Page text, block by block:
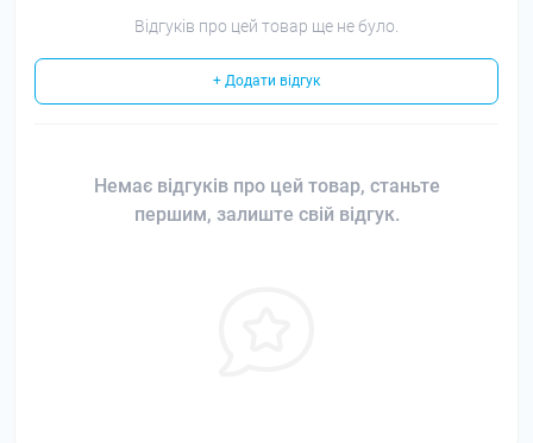
Відгуків про цей товар ще не було.
+ Додати відгук
Немає відгуків про цей товар, станьте
першим, залиште свій відгук.